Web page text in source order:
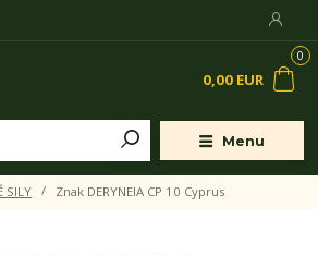
Menu
0
0,00 EUR
SILY Znak DERYNEIA CP 10 Cyprus